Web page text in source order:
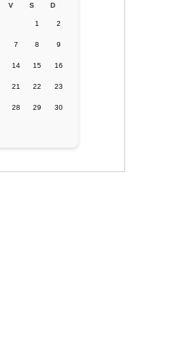
V S D
1 2
7 8 9
14 15 16
21 22 23
28 29 30